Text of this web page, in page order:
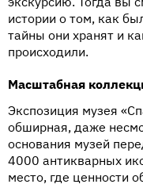
истории о том, как
тайны они хранят и
происходили.
Масштабная
Экспозиция музея
обширная, даже
основания музей
4000 антикварных
место, где ценности